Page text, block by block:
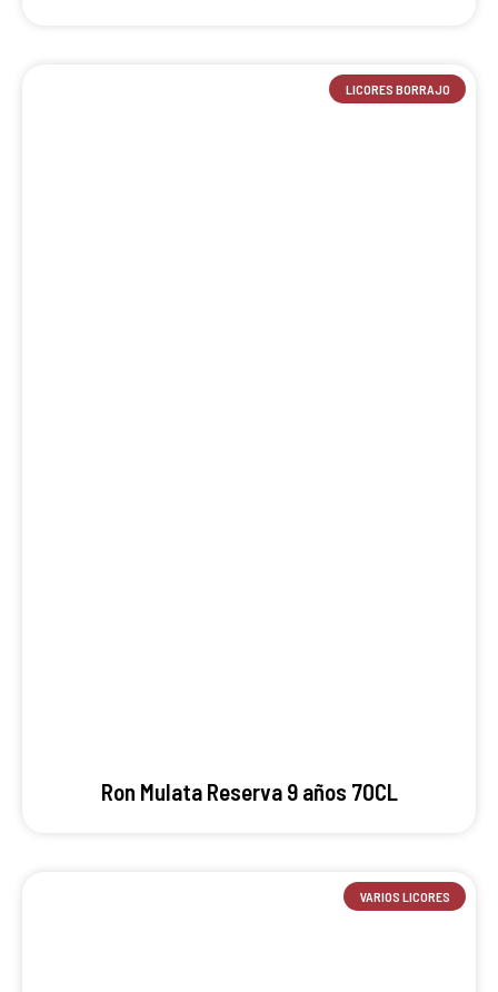
LICORES BORRAJO
Ron Mulata Reserva 9 años 70CL
VARIOS LICORES